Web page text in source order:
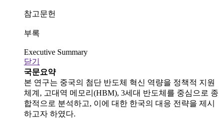
참고문헌
부록
Executive Summary
닫기
국문요약
본 연구는 중국의 첨단 반도체 혁신 역량을 정책적 지원
체계, 고대역 메모리(HBM), 3세대 반도체를 중심으로 종
합적으로 분석하고, 이에 대한 한국의 대응 전략을 제시
하고자 하였다.